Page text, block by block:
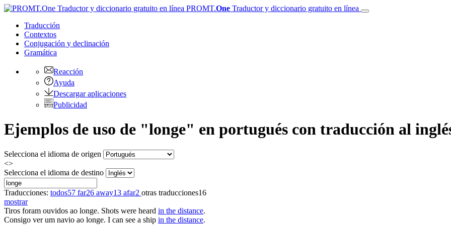
PROMT.One Traductor y diccionario gratuito en línea
Traducción
Contextos
Conjugación y declinación
Gramática
Reacción
Ayuda
Descargar aplicaciones
Publicidad
Ejemplos de uso de "longe" en portugués con traducción al
Selecciona el idioma de origen
<>
Selecciona el idioma de destino
Traducciones: todos57 far26 away13 afar2 otras traducciones16
mostrar
Tiros foram ouvidos ao longe. Shots were heard in the distance.
Consigo ver um navio ao longe. I can see a ship in the distance.